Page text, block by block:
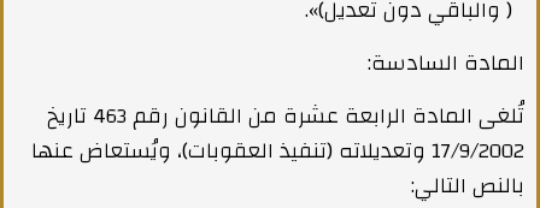
( والباقي دون تعديل)».
المادة السادسة:
تُلغى المادة الرابعة عشرة من القانون رقم 463 تاريخ
17/9/2002 وتعديلاته (تنفيذ العقوبات)، ويُستعاض عنها
بالنص التالي: